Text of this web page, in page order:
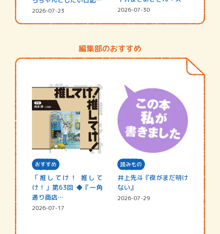
☆202…
2026-07-23
シャ…
2026-07-30
編集部のおすすめ
おすすめ
「推してけ！ 推して
け！」第63回 ◆『一角
通り商店…
2026-07-17
読みもの
井上先斗『夜がまだ明け
ない』
2026-07-29